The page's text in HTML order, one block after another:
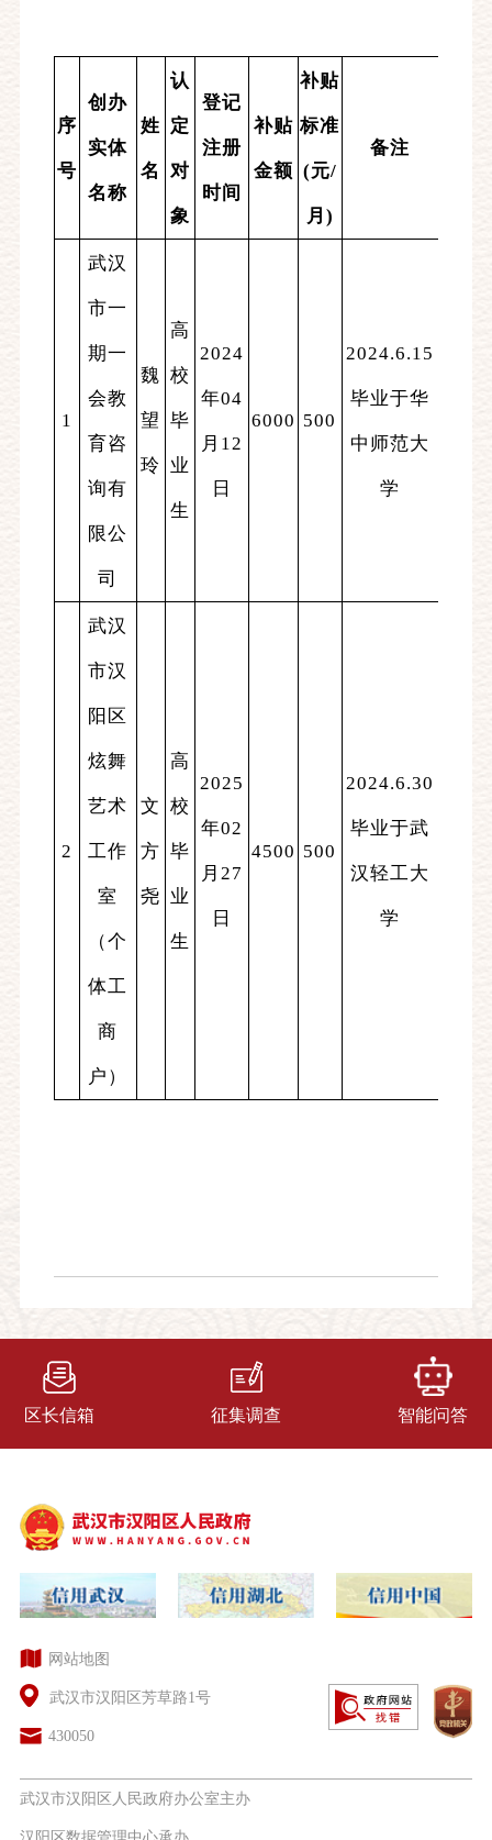
序
号
创办
实体
名称
姓
名
认
定
对
象
登记
注册
时间
补贴
金额
补贴
标准
(元/
月)
备注
1
武汉
市一
期一
会教
育咨
询有
限公
司
魏
望
玲
高
校
毕
业
生
2024
年04
月12
日
6000 500
2024.6.15
毕业于华
中师范大
学
2
武汉
市汉
阳区
炫舞
艺术
工作
室
（个
体工
商
户）
文
方
尧
高
校
毕
业
生
2025
年02
月27
日
4500 500
2024.6.30
毕业于武
汉轻工大
学
区长信箱 征集调查 智能问答
网站地图
武汉市汉阳区芳草路1号
430050
武汉市汉阳区人民政府办公室主办